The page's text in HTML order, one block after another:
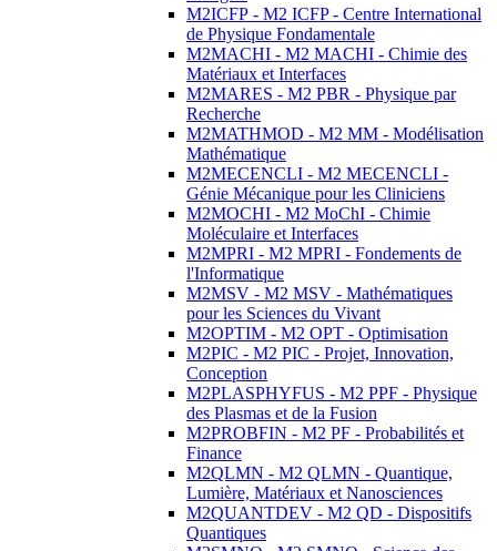
M2ICFP - M2 ICFP - Centre International
de Physique Fondamentale
M2MACHI - M2 MACHI - Chimie des
Matériaux et Interfaces
M2MARES - M2 PBR - Physique par
Recherche
M2MATHMOD - M2 MM - Modélisation
Mathématique
M2MECENCLI - M2 MECENCLI -
Génie Mécanique pour les Cliniciens
M2MOCHI - M2 MoChI - Chimie
Moléculaire et Interfaces
M2MPRI - M2 MPRI - Fondements de
l'Informatique
M2MSV - M2 MSV - Mathématiques
pour les Sciences du Vivant
M2OPTIM - M2 OPT - Optimisation
M2PIC - M2 PIC - Projet, Innovation,
Conception
M2PLASPHYFUS - M2 PPF - Physique
des Plasmas et de la Fusion
M2PROBFIN - M2 PF - Probabilités et
Finance
M2QLMN - M2 QLMN - Quantique,
Lumière, Matériaux et Nanosciences
M2QUANTDEV - M2 QD - Dispositifs
Quantiques